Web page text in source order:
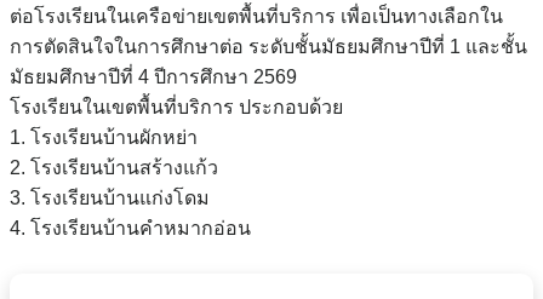
ต่อโรงเรียนในเครือข่ายเขตพื้นที่บริการ เพื่อเป็นทางเลือกใน
การตัดสินใจในการศึกษาต่อ ระดับชั้นมัธยมศึกษาปีที่ 1 และชั้น
มัธยมศึกษาปีที่ 4 ปีการศึกษา 2569
โรงเรียนในเขตพื้นที่บริการ ประกอบด้วย
1. โรงเรียนบ้านผักหย่า
2. โรงเรียนบ้านสร้างแก้ว
3. โรงเรียนบ้านแก่งโดม
4. โรงเรียนบ้านคำหมากอ่อน